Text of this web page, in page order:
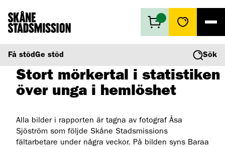
Få stödGe stöd Sök
Få stöd
Ge stöd
Vad vi gör
Second hand
2019-08-28
Stort mörkertal i statistiken
över unga i hemlöshet
Alla bilder i rapporten är tagna av fotograf Åsa
Sjöström som följde Skåne Stadsmissions
fältarbetare under några veckor. På bilden syns Baraa